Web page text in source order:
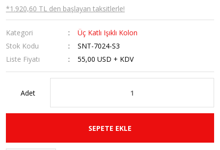
*1.920,60 TL den başlayan taksitlerle!
Kategori
Üç Katlı Işıklı Kolon
Stok Kodu
SNT-7024-S3
Liste Fiyatı
55,00 USD + KDV
Adet
SEPETE EKLE